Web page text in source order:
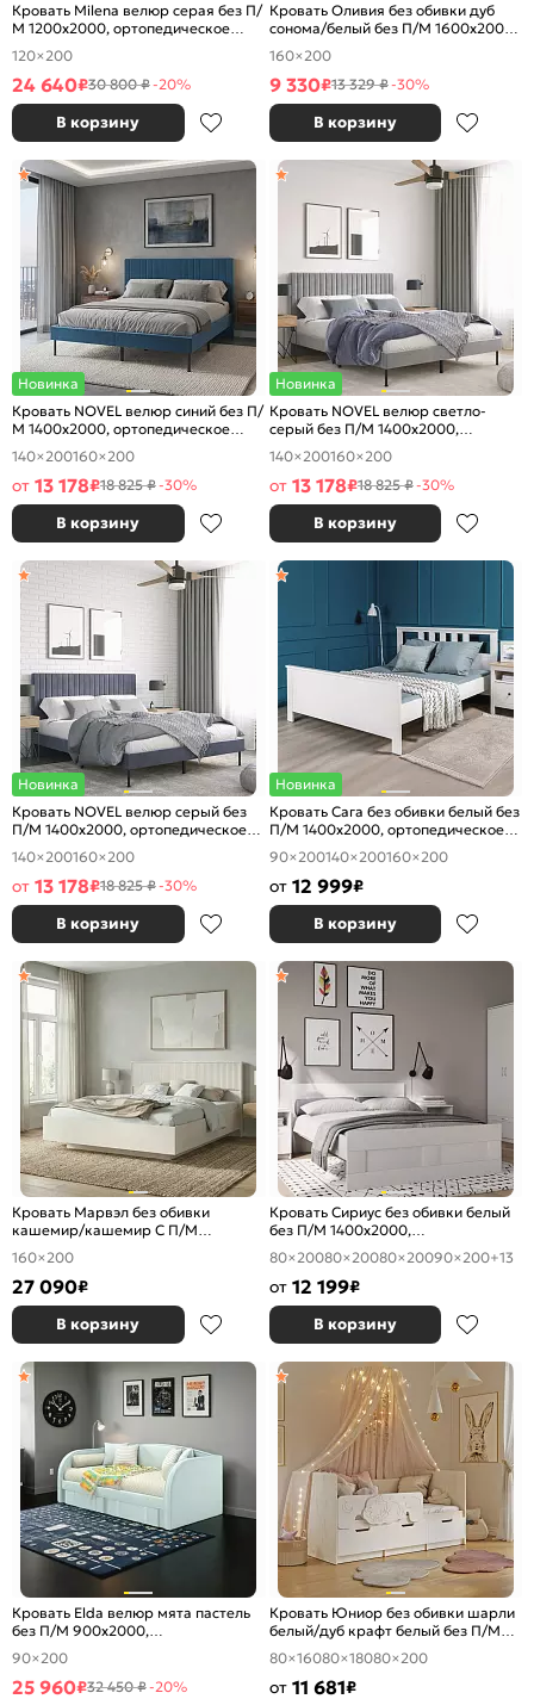
Кровать Milena велюр серая без П/
М 1200x2000, ортопедическое
основание, изголовье мягкое
120×200
24 640₽30 800 ₽-20%
В корзину
Кровать Оливия без обивки дуб
сонома/белый без П/М 1600x2000,
изголовье жесткое
160×200
9 330₽13 329 ₽-30%
В корзину
Новинка
Кровать NOVEL велюр синий без П/
М 1400x2000, ортопедическое
основание, изголовье мягкое
140×200160×200
от 13 178₽18 825 ₽-30%
В корзину
Новинка
Кровать NOVEL велюр светло-
серый без П/М 1400x2000,
ортопедическое основание,
изголовье мягкое
140×200160×200
от 13 178₽18 825 ₽-30%
В корзину
Новинка
Кровать NOVEL велюр серый без
П/М 1400x2000, ортопедическое
основание, изголовье мягкое
140×200160×200
от 13 178₽18 825 ₽-30%
В корзину
Новинка
Кровать Сага без обивки белый без
П/М 1400x2000, ортопедическое
основание, изголовье жесткое
90×200140×200160×200
от 12 999₽
В корзину
Кровать Марвэл без обивки
кашемир/кашемир С П/М
1600x2000, ортопедическое
основание, изголовье жесткое
160×200
27 090₽
В корзину
Кровать Сириус без обивки белый
без П/М 1400x2000,
ортопедическое основание,
изголовье жесткое
80×20080×20080×20090×200+13
от 12 199₽
В корзину
Кровать Elda велюр мята пастель
без П/М 900x2000,
ортопедическое основание,
изголовье мягкое
90×200
25 960₽32 450 ₽-20%
Кровать Юниор без обивки шарли
белый/дуб крафт белый без П/М
800x1600, изголовье жесткое
80×16080×18080×200
от 11 681₽